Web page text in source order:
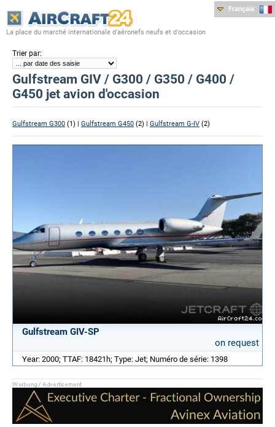
La place du marché internationale d'aéronefs neufs et d'occasion
Français
Trier par:
Gulfstream GIV / G300 / G350 / G400 /
G450 jet avion d'occasion
Gulfstream G300 (1) | Gulfstream G450 (2) | Gulfstream G-IV (2)
Gulfstream GIV-SP
on request
Year: 2000; TTAF: 18421h; Type: Jet; Numéro de série: 1398